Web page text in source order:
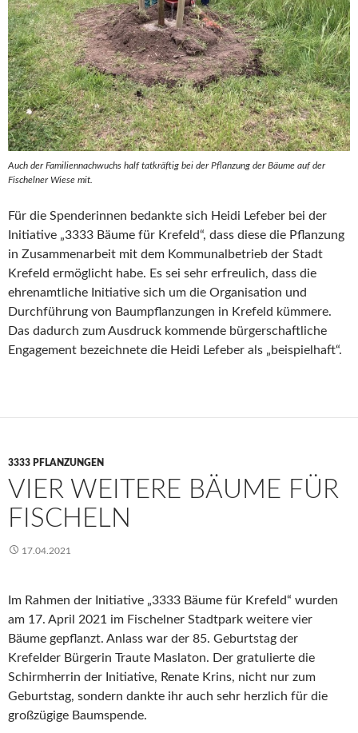
Auch der Familiennachwuchs half tatkräftig bei der Pflanzung der Bäume auf der
Fischelner Wiese mit.
Für die Spenderinnen bedankte sich Heidi Lefeber bei der
Initiative „3333 Bäume für Krefeld“, dass diese die Pflanzung
in Zusammenarbeit mit dem Kommunalbetrieb der Stadt
Krefeld ermöglicht habe. Es sei sehr erfreulich, dass die
ehrenamtliche Initiative sich um die Organisation und
Durchführung von Baumpflanzungen in Krefeld kümmere.
Das dadurch zum Ausdruck kommende bürgerschaftliche
Engagement bezeichnete die Heidi Lefeber als „beispielhaft“.
3333 PFLANZUNGEN
VIER WEITERE BÄUME FÜR
FISCHELN
17.04.2021
Im Rahmen der Initiative „3333 Bäume für Krefeld“ wurden
am 17. April 2021 im Fischelner Stadtpark weitere vier
Bäume gepflanzt. Anlass war der 85. Geburtstag der
Krefelder Bürgerin Traute Maslaton. Der gratulierte die
Schirmherrin der Initiative, Renate Krins, nicht nur zum
Geburtstag, sondern dankte ihr auch sehr herzlich für die
großzügige Baumspende.